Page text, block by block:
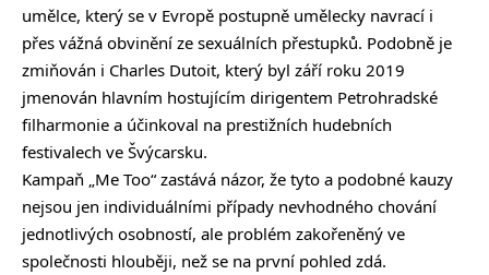
umělce, který se v Evropě postupně umělecky navrací i
přes vážná obvinění ze sexuálních přestupků. Podobně je
zmiňován i Charles Dutoit, který byl září roku 2019
jmenován hlavním hostujícím dirigentem Petrohradské
filharmonie a účinkoval na prestižních hudebních
festivalech ve Švýcarsku.
Kampaň „Me Too“ zastává názor, že tyto a podobné kauzy
nejsou jen individuálními případy nevhodného chování
jednotlivých osobností, ale problém zakořeněný ve
společnosti hlouběji, než se na první pohled zdá.